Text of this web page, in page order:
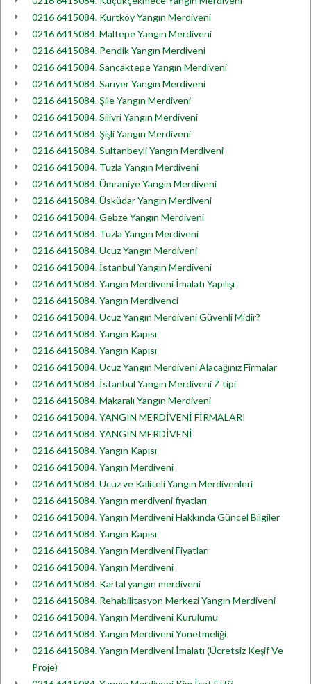
0216 6415084. Kurtköy Yangın Merdiveni
0216 6415084. Maltepe Yangın Merdiveni
0216 6415084. Pendik Yangın Merdiveni
0216 6415084. Sancaktepe Yangın Merdiveni
0216 6415084. Sarıyer Yangın Merdiveni
0216 6415084. Şile Yangın Merdiveni
0216 6415084. Silivri Yangın Merdiveni
0216 6415084. Şişli Yangın Merdiveni
0216 6415084. Sultanbeyli Yangın Merdiveni
0216 6415084. Tuzla Yangın Merdiveni
0216 6415084. Ümraniye Yangın Merdiveni
0216 6415084. Üsküdar Yangın Merdiveni
0216 6415084. Gebze Yangın Merdiveni
0216 6415084. Tuzla Yangın Merdiveni
0216 6415084. Ucuz Yangın Merdiveni
0216 6415084. İstanbul Yangın Merdiveni
0216 6415084. Yangın Merdiveni İmalatı Yapılışı
0216 6415084. Yangın Merdivenci
0216 6415084. Ucuz Yangın Merdiveni Güvenli Midir?
0216 6415084. Yangın Kapısı
0216 6415084. Yangın Kapısı
0216 6415084. Ucuz Yangın Merdiveni Alacağınız Firmalar
0216 6415084. İstanbul Yangın Merdiveni Z tipi
0216 6415084. Makaralı Yangın Merdiveni
0216 6415084. YANGIN MERDİVENİ FİRMALARI
0216 6415084. YANGIN MERDİVENİ
0216 6415084. Yangın Kapısı
0216 6415084. Yangın Merdiveni
0216 6415084. Ucuz ve Kaliteli Yangın Merdivenleri
0216 6415084. Yangın merdiveni fiyatları
0216 6415084. Yangın Merdiveni Hakkında Güncel Bilgiler
0216 6415084. Yangın Kapısı
0216 6415084. Yangın Merdiveni Fiyatları
0216 6415084. Yangın Merdiveni
0216 6415084. Kartal yangın merdiveni
0216 6415084. Rehabilitasyon Merkezi Yangın Merdiveni
0216 6415084. Yangın Merdiveni Kurulumu
0216 6415084. Yangın Merdiveni Yönetmeliği
0216 6415084. Yangın Merdiveni İmalatı (Ücretsiz Keşif Ve
Proje)